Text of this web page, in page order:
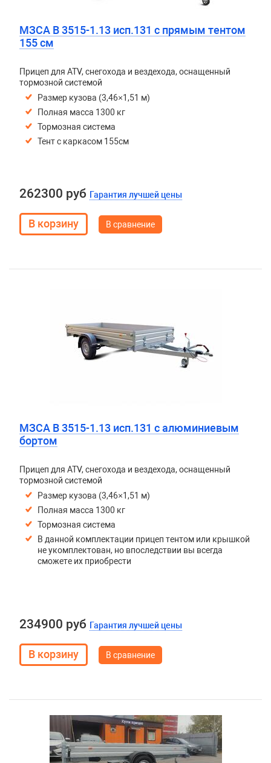
МЗСА B 3515-1.13 исп.131 с прямым тентом
155 см
Прицеп для ATV, снегохода и вездехода, оснащенный
тормозной системой
Размер кузова (3,46×1,51 м)
Полная масса 1300 кг
Тормозная система
Тент с каркасом 155см
262300 руб Гарантия лучшей цены
В сравнение
МЗСА B 3515-1.13 исп.131 с алюминиевым
бортом
Прицеп для ATV, снегохода и вездехода, оснащенный
тормозной системой
Размер кузова (3,46×1,51 м)
Полная масса 1300 кг
Тормозная система
В данной комплектации прицеп тентом или крышкой
не укомплектован, но впоследствии вы всегда
сможете их приобрести
234900 руб Гарантия лучшей цены
В сравнение